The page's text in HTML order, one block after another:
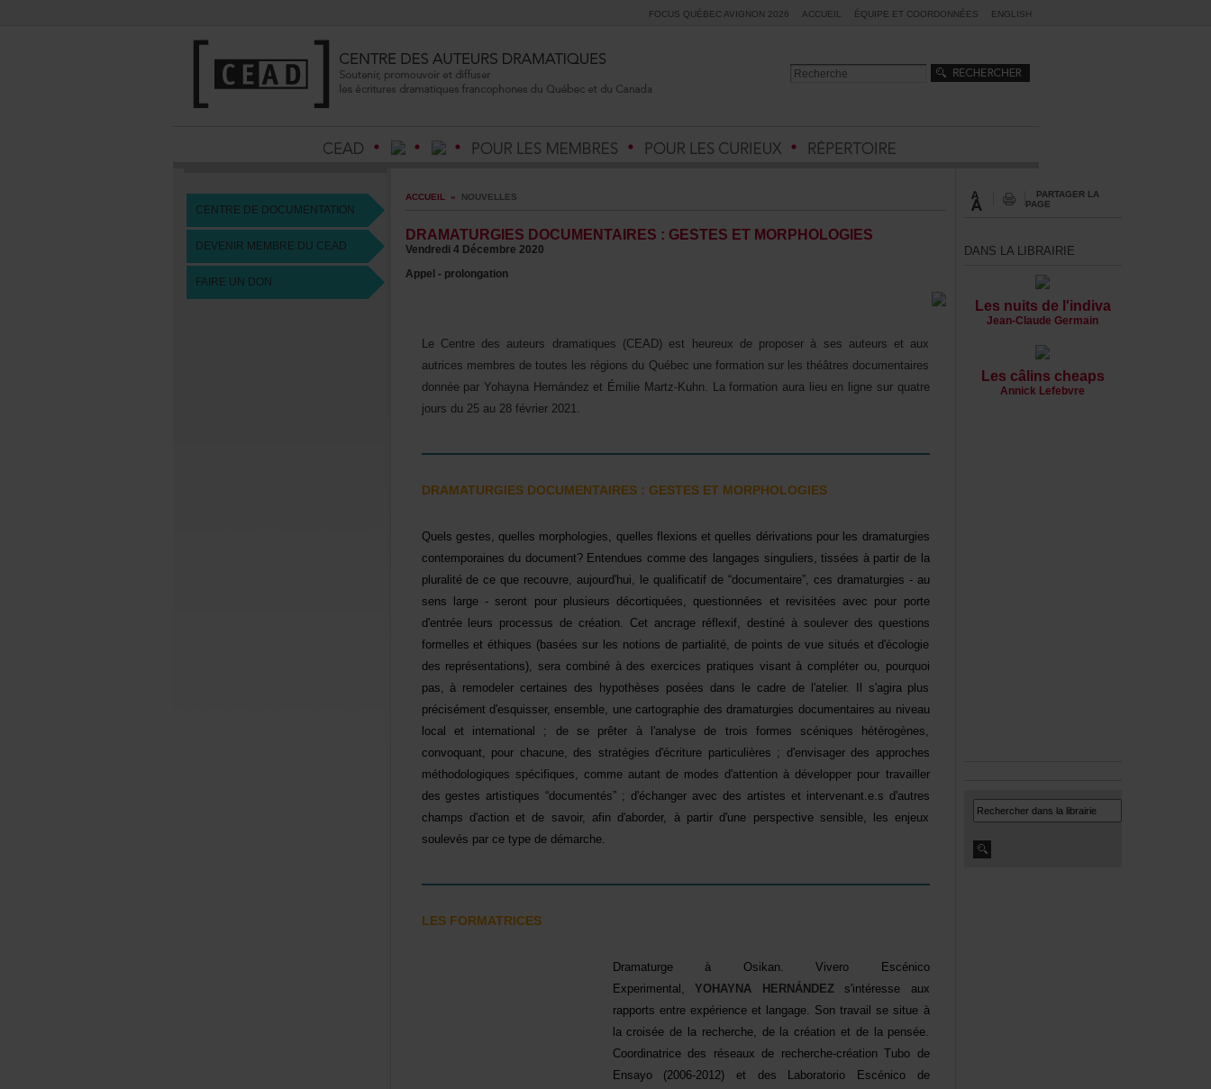
FOCUSQUÉBECAVIGNON2026 ACCUEIL ÉQUIPEETCOORDONNÉES ENGLISH
CENTREDEDOCUMENTATION
DEVENIRMEMBREDUCEAD
FAIREUNDON
ACCUEIL » NOUVELLES
DRAMATURGIESDOCUMENTAIRES:GESTESETMORPHOLOGIES
Vendredi4Décembre2020
Appel-prolongation
LeCentredesauteursdramatiques(CEAD)estheureuxdeproposeràsesauteursetaux
autricesmembresdetouteslesrégionsduQuébecuneformationsurlesthéâtresdocumentaires
donnéeparYohaynaHernándezetÉmilieMartz-Kuhn.Laformationauralieuenlignesurquatre
joursdu25au28février2021.
DRAMATURGIESDOCUMENTAIRES:GESTESETMORPHOLOGIES
Quelsgestes,quellesmorphologies,quellesflexionsetquellesdérivationspourlesdramaturgies
contemporainesdudocument?Entenduescommedeslangagessinguliers,tisséesàpartirdela
pluralitédecequerecouvre,aujourd'hui,lequalificatifde“documentaire”,cesdramaturgies-au
senslarge-serontpourplusieursdécortiquées,questionnéesetrevisitéesavecpourporte
d'entréeleursprocessusdecréation.Cetancrageréflexif,destinéàsouleverdesquestions
formellesetéthiques(baséessurlesnotionsdepartialité,depointsdevuesituésetd'écologie
desreprésentations),seracombinéàdesexercicespratiquesvisantàcompléterou,pourquoi
pas,àremodelercertainesdeshypothèsesposéesdanslecadredel'atelier.Ils'agiraplus
précisémentd'esquisser,ensemble,unecartographiedesdramaturgiesdocumentairesauniveau
localetinternational;deseprêteràl'analysedetroisformesscéniqueshétérogènes,
convoquant,pourchacune,desstratégiesd'écritureparticulières;d'envisagerdesapproches
méthodologiquesspécifiques,commeautantdemodesd'attentionàdévelopperpourtravailler
desgestesartistiques“documentés”;d'échangeravecdesartistesetintervenant.e.sd'autres
champsd'actionetdesavoir,afind'aborder,àpartird'uneperspectivesensible,lesenjeux
soulevésparcetypededémarche.
LESFORMATRICES
DramaturgeàOsikan.ViveroEscénico
Experimental, YOHAYNAHERNÁNDEZ s'intéresseaux
rapportsentreexpérienceetlangage.Sontravailsesitueà
lacroiséedelarecherche,delacréationetdelapensée.
Coordinatricedesréseauxderecherche-créationTubode
Ensayo(2006-2012)etdesLaboratorioEscénicode
PARTAGERLA
PAGE
DANSLALIBRAIRIE
Lesnuitsdel'indiva
Jean-ClaudeGermain
Lescâlinscheaps
AnnickLefebvre